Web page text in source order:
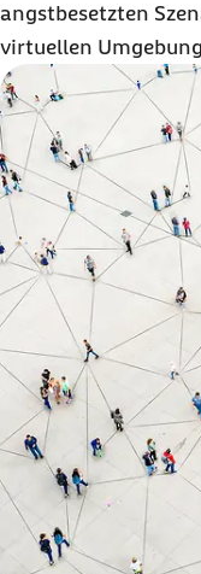
angstbesetzten
virtuellen